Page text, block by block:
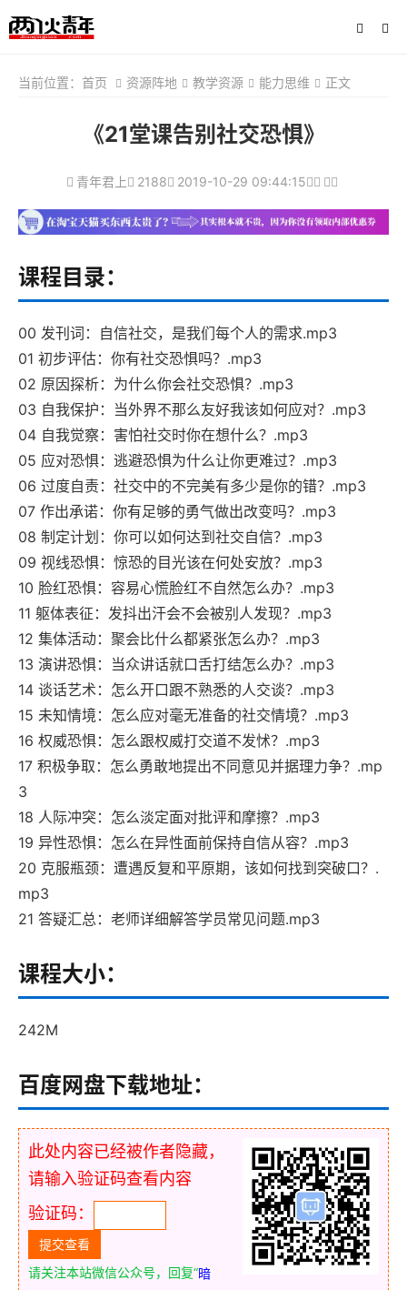
当前位置： 首页 资源阵地 教学资源 能力思维 正文
《21堂课告别社交恐惧》
青年君上 2188 2019-10-29 09:44:15
课程目录：
00 发刊词：自信社交，是我们每个人的需求.mp3
01 初步评估：你有社交恐惧吗？.mp3
02 原因探析：为什么你会社交恐惧？.mp3
03 自我保护：当外界不那么友好我该如何应对？.mp3
04 自我觉察：害怕社交时你在想什么？.mp3
05 应对恐惧：逃避恐惧为什么让你更难过？.mp3
06 过度自责：社交中的不完美有多少是你的错？.mp3
07 作出承诺：你有足够的勇气做出改变吗？.mp3
08 制定计划：你可以如何达到社交自信？.mp3
09 视线恐惧：惊恐的目光该在何处安放？.mp3
10 脸红恐惧：容易心慌脸红不自然怎么办？.mp3
11 躯体表征：发抖出汗会不会被别人发现？.mp3
12 集体活动：聚会比什么都紧张怎么办？.mp3
13 演讲恐惧：当众讲话就口舌打结怎么办？.mp3
14 谈话艺术：怎么开口跟不熟悉的人交谈？.mp3
15 未知情境：怎么应对毫无准备的社交情境？.mp3
16 权威恐惧：怎么跟权威打交道不发怵？.mp3
17 积极争取：怎么勇敢地提出不同意见并据理力争？.mp
3
18 人际冲突：怎么淡定面对批评和摩擦？.mp3
19 异性恐惧：怎么在异性面前保持自信从容？.mp3
20 克服瓶颈：遭遇反复和平原期，该如何找到突破口？.
mp3
21 答疑汇总：老师详细解答学员常见问题.mp3
课程大小：
242M
百度网盘下载地址：
此处内容已经被作者隐藏，
请输入验证码查看内容
验证码：
请关注本站微信公众号，回复“暗